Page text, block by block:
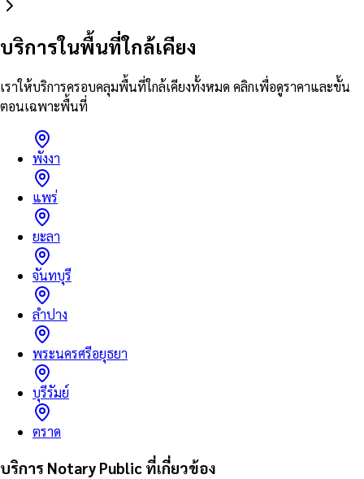
บริการในพื้นที่ใกล้เคียง
เราให้บริการครอบคลุมพื้นที่ใกล้เคียงทั้งหมด คลิกเพื่อดูราคาและขั้น
ตอนเฉพาะพื้นที่
พังงา
แพร่
ยะลา
จันทบุรี
ลำปาง
พระนครศรีอยุธยา
บุรีรัมย์
ตราด
บริการ Notary Public ที่เกี่ยวข้อง